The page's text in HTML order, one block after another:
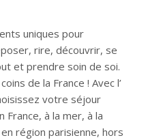
uniques pour
rire, découvrir, se
et prendre soin de soi.
de la France ! Avec l’
votre séjour
à la mer, à la
région parisienne, hors